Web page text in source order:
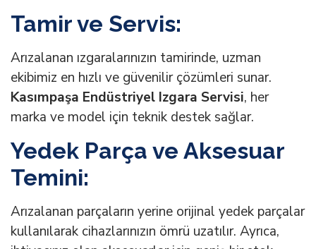
Tamir ve Servis:
Arızalanan ızgaralarınızın tamirinde, uzman
ekibimiz en hızlı ve güvenilir çözümleri sunar.
Kasımpaşa Endüstriyel Izgara Servisi, her
marka ve model için teknik destek sağlar.
Yedek Parça ve Aksesuar
Temini:
Arızalanan parçaların yerine orijinal yedek parçalar
kullanılarak cihazlarınızın ömrü uzatılır. Ayrıca,